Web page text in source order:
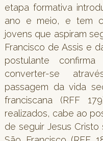
etapa formativa
ano e meio, e tem
jovens que aspiram
Francisco de Assis e
postulante
converter-se
passagem da vida
franciscana (RFF
realizados, cabe ao
de seguir Jesus